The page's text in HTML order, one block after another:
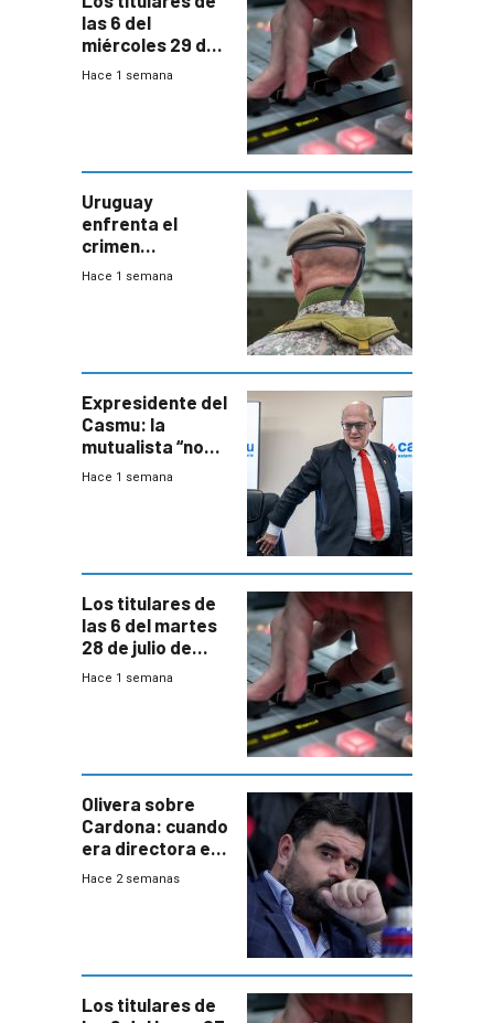
las 6 del
miércoles 29 de
julio de 2026
Hace 1 semana
Uruguay
enfrenta el
crimen
organizado con
seguridad
Hace 1 semana
Expresidente del
Casmu: la
mutualista “no
está para pagar”
Hace 1 semana
Los titulares de
las 6 del martes
28 de julio de
2026
Hace 1 semana
Olivera sobre
Cardona: cuando
era directora en
UTE “no era muy
Hace 2 semanas
Los titulares de